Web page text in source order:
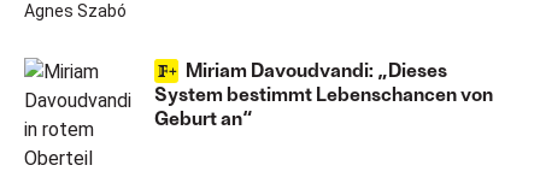
Agnes Szabó
Miriam Davoudvandi: „Dieses
System bestimmt Lebenschancen von
Geburt an“